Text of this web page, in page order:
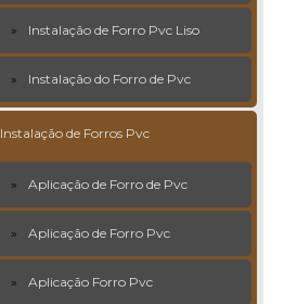
Instalação de Forro Pvc Liso
Instalação do Forro de Pvc
Instalação de Forros Pvc
Aplicação de Forro de Pvc
Aplicação de Forro Pvc
Aplicação Forro Pvc